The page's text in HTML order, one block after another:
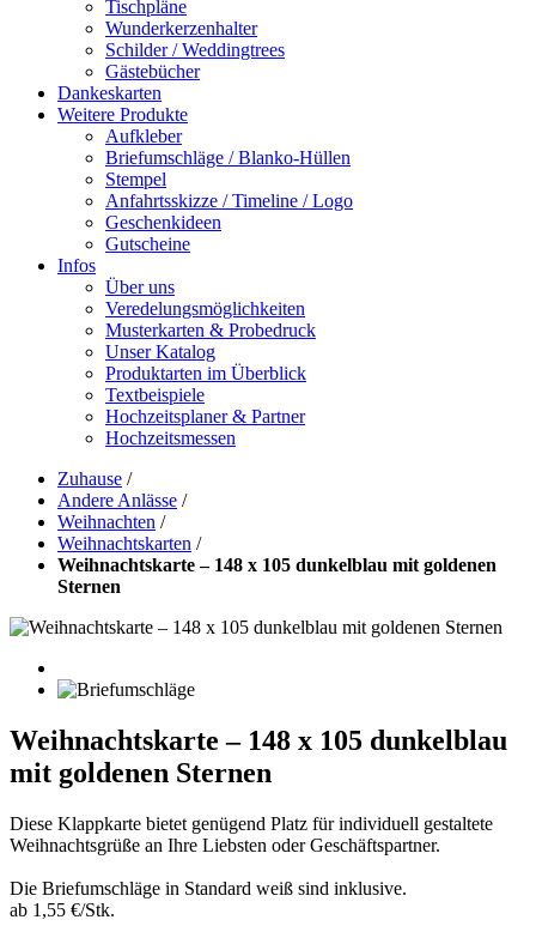
Tischpläne
Wunderkerzenhalter
Schilder / Weddingtrees
Gästebücher
Dankeskarten
Weitere Produkte
Aufkleber
Briefumschläge / Blanko-Hüllen
Stempel
Anfahrtsskizze / Timeline / Logo
Geschenkideen
Gutscheine
Infos
Über uns
Veredelungsmöglichkeiten
Musterkarten & Probedruck
Unser Katalog
Produktarten im Überblick
Textbeispiele
Hochzeitsplaner & Partner
Hochzeitsmessen
Zuhause /
Andere Anlässe /
Weihnachten /
Weihnachtskarten /
Weihnachtskarte – 148 x 105 dunkelblau mit goldenen
Sternen
Weihnachtskarte – 148 x 105 dunkelblau
mit goldenen Sternen
Diese Klappkarte bietet genügend Platz für individuell gestaltete
Weihnachtsgrüße an Ihre Liebsten oder Geschäftspartner.
Die Briefumschläge in Standard weiß sind inklusive.
ab 1,55 €/Stk.